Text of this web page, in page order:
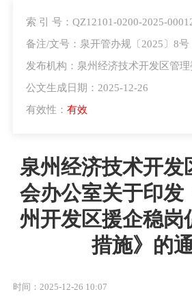
索 引 号：QZ12101-0200-2025-
备注/文号：泉开管办规〔2025〕8号
发布机构：泉州经济技术开发区管
公文生成日期：2025-12-26
有效性： 有效
泉州经济技术开发
会办公室关于印发
州开发区援企稳岗
措施》的
时间：2025-12-26 10:07